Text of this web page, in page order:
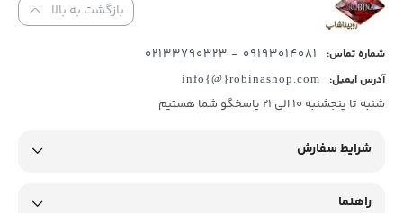
بازگشت به بالا
شماره تماس: 09193014081 - 02133790323
آدرس ایمیل: info{@}robinashop.com
شنبه تا پنجشنبه 10 الی 21 پاسخگو شما هستیم
شرایط سفارش
راهنما